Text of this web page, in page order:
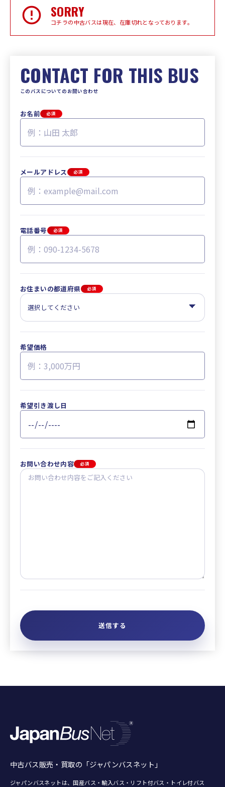
SORRY
コチラの中古バスは現在、在庫切れとなっております。
CONTACT FOR THIS BUS
このバスについてのお問い合わせ
お名前 必須
メールアドレス 必須
電話番号 必須
お住まいの都道府県 必須
希望価格
希望引き渡し日
お問い合わせ内容 必須
中古バス販売・買取の「ジャパンバスネット」
ジャパンバスネットは、国産バス・輸入バス・リフト付バス・トイレ付バス